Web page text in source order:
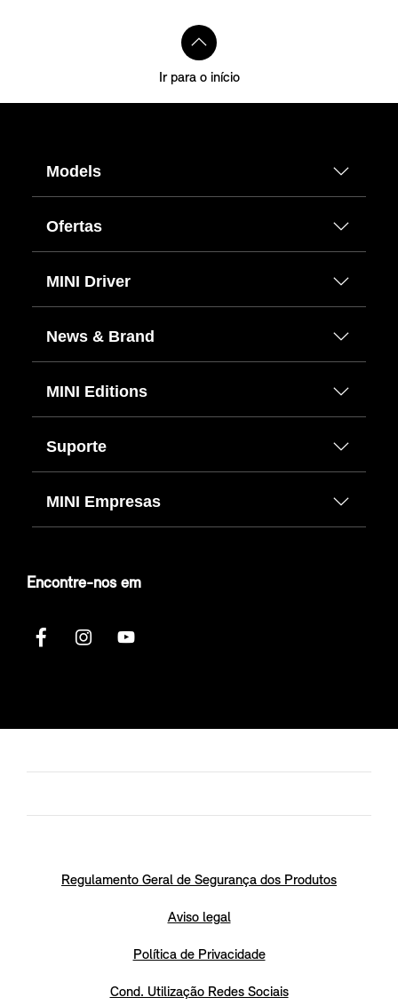
Ir para o início
Models
Ofertas
MINI Driver
News & Brand
MINI Editions
Suporte
MINI Empresas
Encontre-nos em
Regulamento Geral de Segurança dos Produtos
Aviso legal
Política de Privacidade
Cond. Utilização Redes Sociais